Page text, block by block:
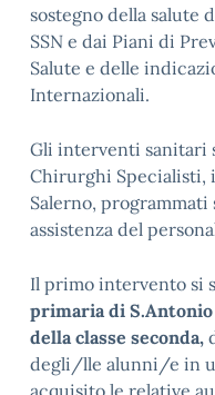
sostegno della salute
SSN e dai Piani di
Salute e delle
Internazionali.
Gli interventi sanitari
Chirurghi Specialisti,
Salerno,
assistenza del
Il primo intervento si
primaria di
della classe seconda,
degli/lle alunni/e in
acquisito le relative